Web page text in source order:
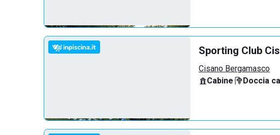
Sporting Club
Cisano Bergamasco
Cabine· Doccia